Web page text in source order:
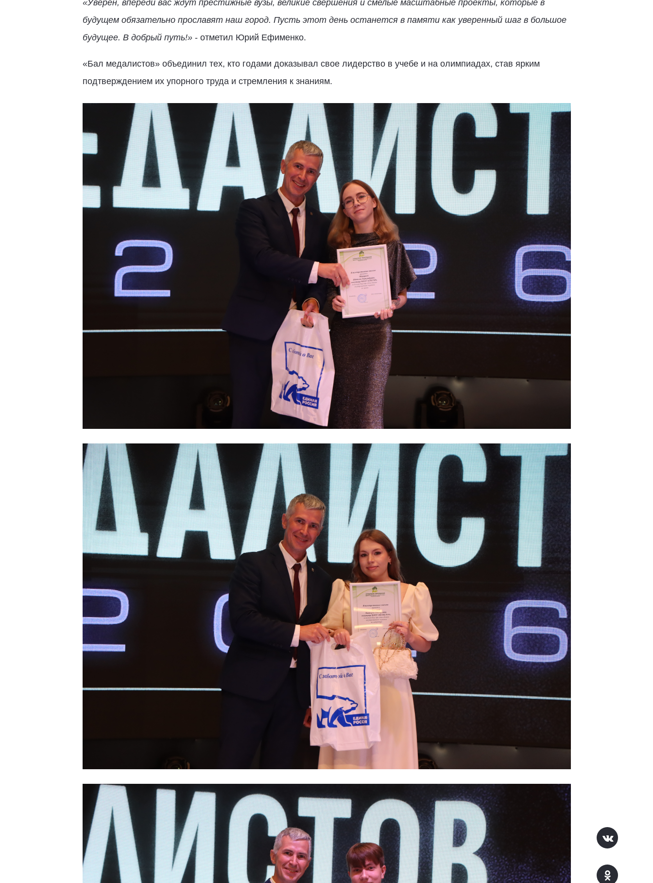
«Уверен, впереди вас ждут престижные вузы, великие свершения и смелые масштабные проекты, которые в
будущем обязательно прославят наш город. Пусть этот день останется в памяти как уверенный шаг в большое
будущее. В добрый путь!»- отметил Юрий Ефименко.
«Бал медалистов» объединил тех, кто годами доказывал свое лидерство в учебе и на олимпиадах, став ярким
подтверждением их упорного труда и стремления к знаниям.